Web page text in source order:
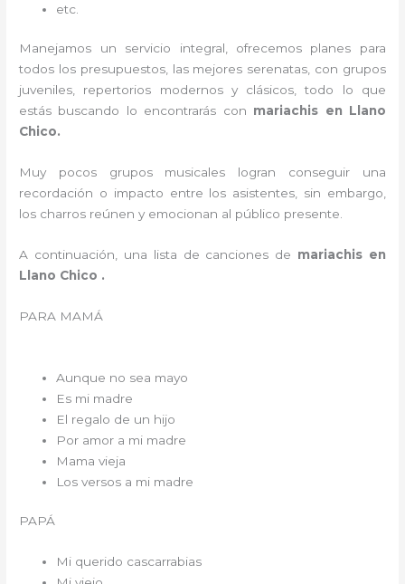
etc.
Manejamos un servicio integral, ofrecemos planes para
todos los presupuestos, las mejores serenatas, con grupos
juveniles, repertorios modernos y clásicos, todo lo que
estás buscando lo encontrarás con mariachis en Llano
Chico.
Muy pocos grupos musicales logran conseguir una
recordación o impacto entre los asistentes, sin embargo,
los charros reúnen y emocionan al público presente.
A continuación, una lista de canciones de mariachis en
Llano Chico .
PARA MAMÁ
Aunque no sea mayo
Es mi madre
El regalo de un hijo
Por amor a mi madre
Mama vieja
Los versos a mi madre
PAPÁ
Mi querido cascarrabias